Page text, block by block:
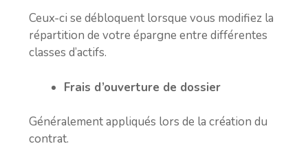
Ceux-ci se débloquent lorsque vous modifiez la
répartition de votre épargne entre différentes
classes d’actifs.
Frais d’ouverture de dossier
Généralement appliqués lors de la création du
contrat.